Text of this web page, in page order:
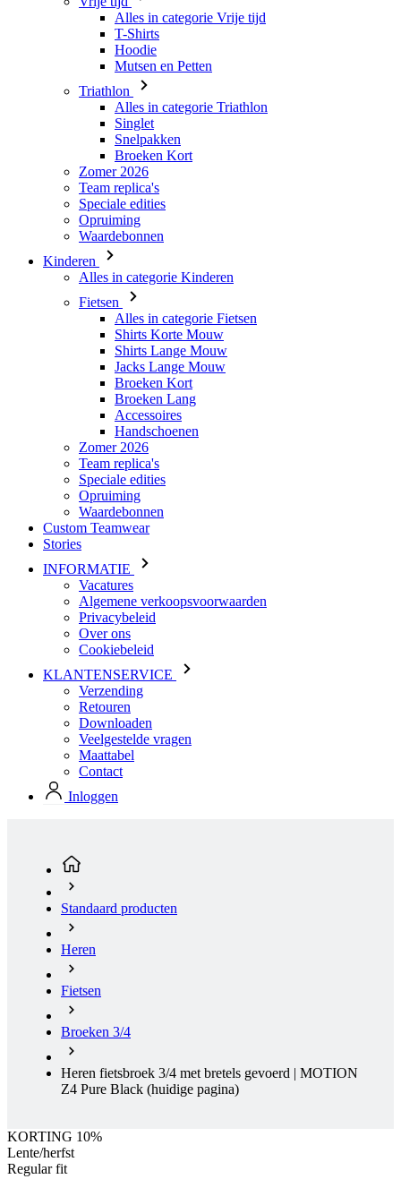
Triathlon
Alles in categorie Triathlon
Singlet
Snelpakken
Broeken Kort
Zomer 2026
Team replica's
Speciale edities
Opruiming
Waardebonnen
Kinderen
Alles in categorie Kinderen
Fietsen
Alles in categorie Fietsen
Shirts Lange Mouw
Jacks Lange Mouw
Broeken Kort
Broeken Lang
Accessoires
Handschoenen
Zomer 2026
Team replica's
Speciale edities
Opruiming
Waardebonnen
Custom Teamwear
Stories
INFORMATIE
Vacatures
Algemene verkoopsvoorwaarden
Privacybeleid
Cookiebeleid
KLANTENSERVICE
Verzending
Retouren
Downloaden
Veelgestelde vragen
Maattabel
Contact
Inloggen
Heren
Fietsen
Broeken 3/4
Heren fietsbroek 3/4 met bretels gevoerd | MOTION
Z4 Pure Black
KORTING 10%
Lente/herfst
Regular fit
Opruiming
Lente/herfst
Regular fit